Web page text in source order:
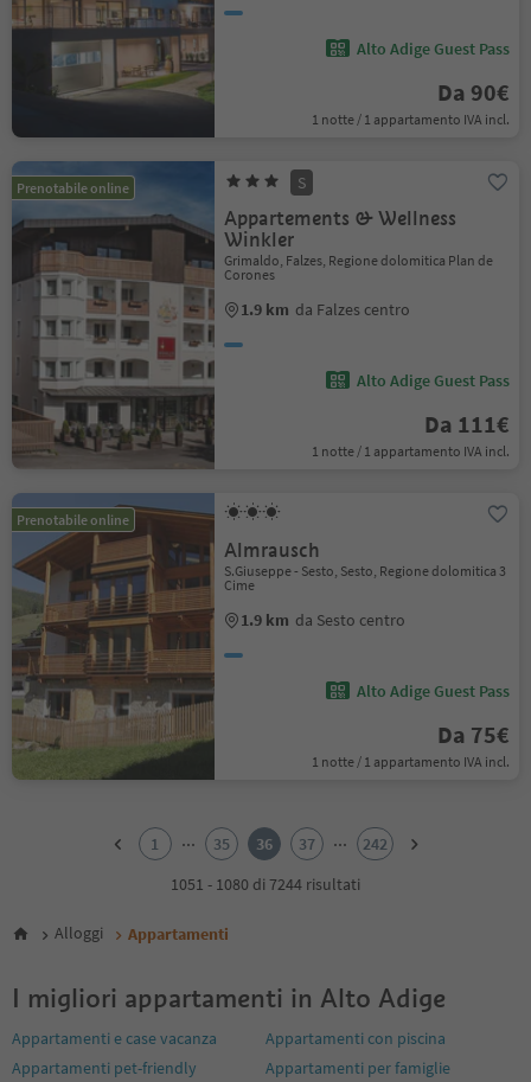
Alto Adige Guest Pass
Da 90€
1 notte / 1 appartamento IVA incl.
Prenotabile online S
Appartements & Wellness
Winkler
Grimaldo, Falzes, Regione dolomitica Plan de
Corones
1.9 km da Falzes centro
Alto Adige Guest Pass
Da 111€
1 notte / 1 appartamento IVA incl.
Prenotabile online
Almrausch
S.Giuseppe - Sesto, Sesto, Regione dolomitica 3
Cime
1.9 km da Sesto centro
Alto Adige Guest Pass
Da 75€
1 notte / 1 appartamento IVA incl.
6
11
12
1 ... 35 36 37 ...
242
1051 - 1080 di 7244 risultati
Alloggi Appartamenti
I migliori appartamenti in Alto Adige
Appartamenti e case vacanza
Appartamenti con piscina
Appartamenti pet-friendly
Appartamenti per famiglie